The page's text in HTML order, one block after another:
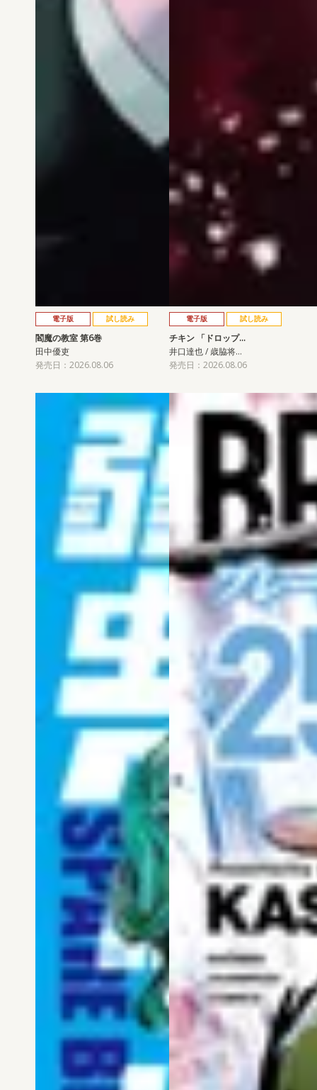
電子版 試し読み
閻魔の教室 第6巻
田中優吏
発売日：2026.08.06
電子版 試し読み
チキン 「ドロップ…
井口達也 / 歳脇将…
発売日：2026.08.06